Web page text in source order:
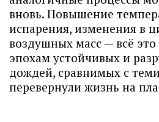
вновь. Повышение
испарения, изменения в
воздушных масс — всё
эпохам устойчивых и
дождей, сравнимых с
перевернули жизнь на